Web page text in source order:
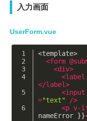
入力画面
UserForm.vue
<template>
<form @
<div>
<label
</label>
<input
="text" />
<p v-
nameError }}